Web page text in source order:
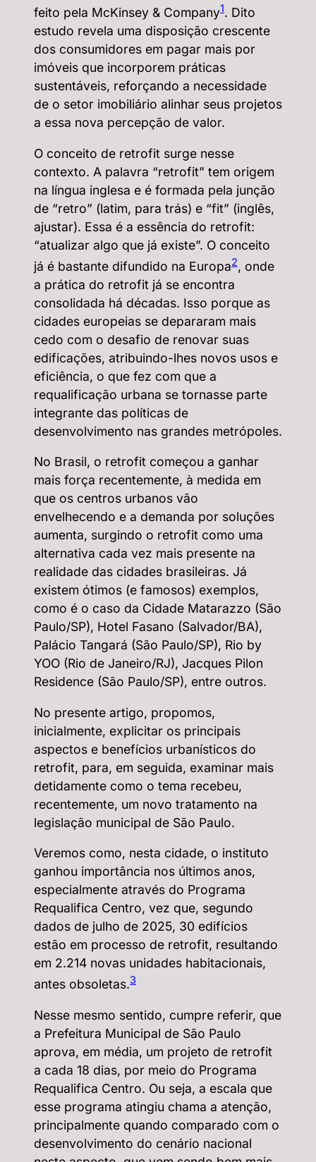
feito pela McKinsey & Company1. Dito
estudo revela uma disposição crescente
dos consumidores em pagar mais por
imóveis que incorporem práticas
sustentáveis, reforçando a necessidade
de o setor imobiliário alinhar seus projetos
a essa nova percepção de valor.
O conceito de retrofit surge nesse
contexto. A palavra “retrofit” tem origem
na língua inglesa e é formada pela junção
de “retro” (latim, para trás) e “fit” (inglês,
ajustar). Essa é a essência do retrofit:
“atualizar algo que já existe”. O conceito
já é bastante difundido na Europa2, onde
a prática do retrofit já se encontra
consolidada há décadas. Isso porque as
cidades europeias se depararam mais
cedo com o desafio de renovar suas
edificações, atribuindo-lhes novos usos e
eficiência, o que fez com que a
requalificação urbana se tornasse parte
integrante das políticas de
desenvolvimento nas grandes metrópoles.
No Brasil, o retrofit começou a ganhar
mais força recentemente, à medida em
que os centros urbanos vão
envelhecendo e a demanda por soluções
aumenta, surgindo o retrofit como uma
alternativa cada vez mais presente na
realidade das cidades brasileiras. Já
existem ótimos (e famosos) exemplos,
como é o caso da Cidade Matarazzo (São
Paulo/SP), Hotel Fasano (Salvador/BA),
Palácio Tangará (São Paulo/SP), Rio by
YOO (Rio de Janeiro/RJ), Jacques Pilon
Residence (São Paulo/SP), entre outros.
No presente artigo, propomos,
inicialmente, explicitar os principais
aspectos e benefícios urbanísticos do
retrofit, para, em seguida, examinar mais
detidamente como o tema recebeu,
recentemente, um novo tratamento na
legislação municipal de São Paulo.
Veremos como, nesta cidade, o instituto
ganhou importância nos últimos anos,
especialmente através do Programa
Requalifica Centro, vez que, segundo
dados de julho de 2025, 30 edifícios
estão em processo de retrofit, resultando
em 2.214 novas unidades habitacionais,
antes obsoletas.3
Nesse mesmo sentido, cumpre referir, que
a Prefeitura Municipal de São Paulo
aprova, em média, um projeto de retrofit
a cada 18 dias, por meio do Programa
Requalifica Centro. Ou seja, a escala que
esse programa atingiu chama a atenção,
principalmente quando comparado com o
desenvolvimento do cenário nacional